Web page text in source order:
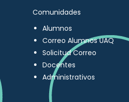
Comunidades
Alumnos
Correo Alumnos UAQ
Solicitud Correo
Docentes
Administrativos